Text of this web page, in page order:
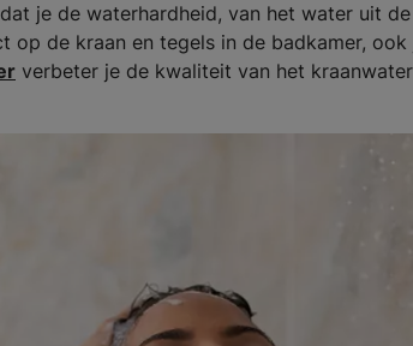
je de waterhardheid, van het water uit
op de kraan en tegels in de badkamer,
verbeter je de kwaliteit van het